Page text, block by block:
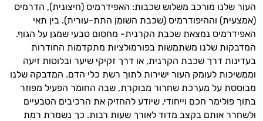
העור שלנו מורכב משלוש שכבות: האפידרמיס (חיצונית), הדרמיס
(אמצעית) וההיפודרמיס (שכבת השומן התת-עורית). בין תאי
האפידרמיס נמצאת שכבת הקרנית- מחסום טבעי שמגן על הגוף.
המדבקות שלנו משתמשות בפורמולציות מתקדמות החודרות
בעדינות דרך שכבת הקרנית, או דרך זקיקי שיער ובלוטות זיעה
וממשיכות לעומק העור ישירות לתוך רשת כלי הדם. המדבקה שלנו
מבוססת על מערכת שחרור מבוקרת, שבה החומר הפעיל מפוזר
בתוך פולימר חכם וייחודי, שיודע להחזיק את הרכיבים הטבעיים
ולשחרר אותם בקצב מדוד לאורך שעות רבות. כך נשמרת רמת